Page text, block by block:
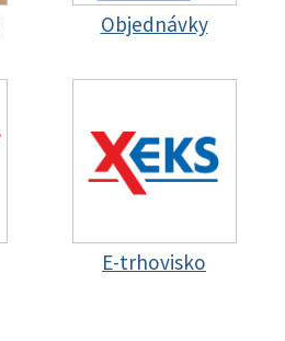
Objednávky
E-trhovisko